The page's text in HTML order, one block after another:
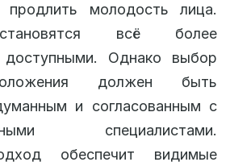
молодость лица.
всё более
Однако выбор
должен быть
и согласованным с
специалистами.
обеспечит видимые